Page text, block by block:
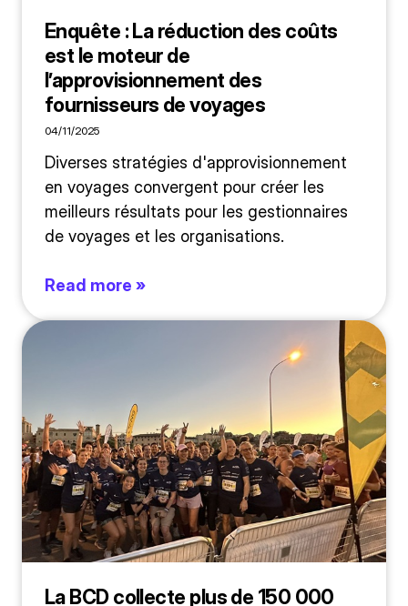
Enquête : La réduction des coûts
est le moteur de
l’approvisionnement des
fournisseurs de voyages
04/11/2025
Diverses stratégies d'approvisionnement
en voyages convergent pour créer les
meilleurs résultats pour les gestionnaires
de voyages et les organisations.
Read more »
La BCD collecte plus de 150 000